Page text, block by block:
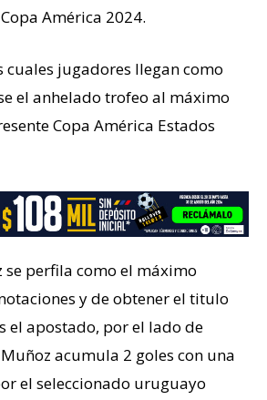
América 2024.
cuales jugadores llegan como
el anhelado trofeo al máximo
Copa América Estados
perfila como el máximo
y de obtener el titulo
el apostado, por el lado de
acumula 2 goles con una
el seleccionado uruguayo